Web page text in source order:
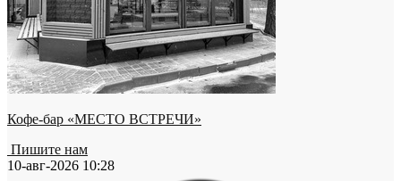
Кофе-бар «МЕСТО ВСТРЕЧИ»
Пишите нам
10-авг-2026 10:28